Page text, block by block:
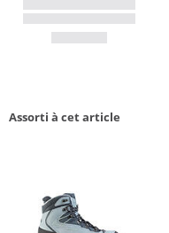
Assorti à cet article